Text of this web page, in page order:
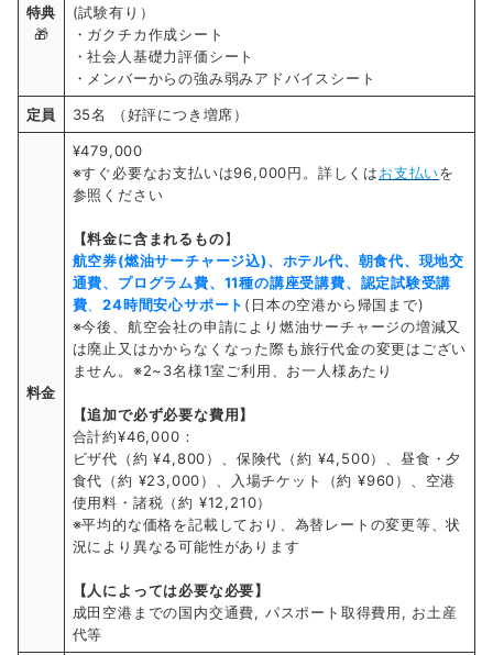
特典
🎁
(試験有り）
・ガクチカ作成シート
・社会人基礎力評価シート
・メンバーからの強み弱みアドバイスシート
定員 35名 （好評につき増席）
料金
¥479,000
※すぐ必要なお支払いは96,000円。詳しくはお支払いを
参照ください
【料金に含まれるもの】
航空券(燃油サーチャージ込)、ホテル代、朝食代、現地交
通費、プログラム費、11種の講座受講費、認定試験受講
費 、24時間安心サポート (日本の空港から帰国まで)
※今後、航空会社の申請により燃油サーチャージの増減又
は廃止又はかからなくなった際も旅行代金の変更はござい
ません。※2~3名様1室ご利用、お一人様あたり
【追加で必ず必要な費用】
合計約¥46,000：
ビザ代（約 ¥4,800）、保険代（約 ¥4,500）、昼食・夕
食代（約 ¥23,000）、入場チケット（約 ¥960）、空港
使用料・諸税（約 ¥12,210）
※平均的な価格を記載しており、為替レートの変更等、状
況により異なる可能性があります
【人によっては必要な必要】
成田空港までの国内交通費, パスポート取得費用, お土産
代等